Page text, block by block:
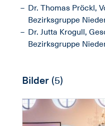
Dr. Thomas Pröckl,
Bezirksgruppe
Dr. Jutta Krogull,
Bezirksgruppe
Bilder (5)